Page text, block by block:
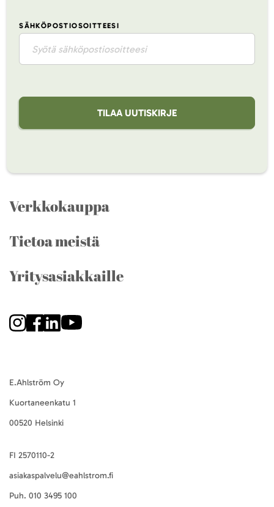
SÄHKÖPOSTIOSOITTEESI
TILAA UUTISKIRJE
Verkkokauppa
Tietoa meistä
Yritysasiakkaille
E.Ahlström Oy
Kuortaneenkatu 1
00520 Helsinki
FI 2570110-2
asiakaspalvelu@eahlstrom.fi
Puh. 010 3495 100